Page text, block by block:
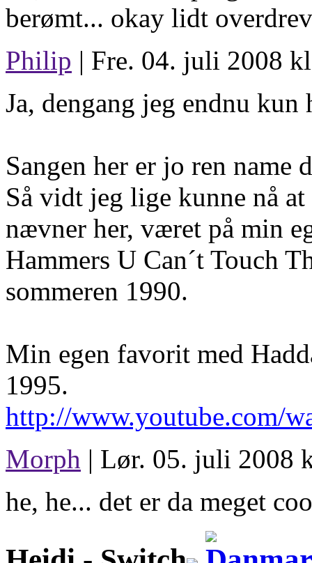
berømt... okay lidt
Philip | Fre. 04. juli 2008
Ja, dengang jeg endnu kun
Sangen her er jo ren name
Så vidt jeg lige kunne nå
nævner her, været på min
Hammers U Can´t Touch
sommeren 1990.
Min egen favorit med
1995.
http://www.youtube.com/
Morph | Lør. 05. juli 2008
he, he... det er da meget